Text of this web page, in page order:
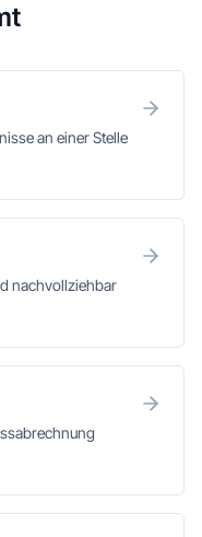
an einer Stelle
nachvollziehbar